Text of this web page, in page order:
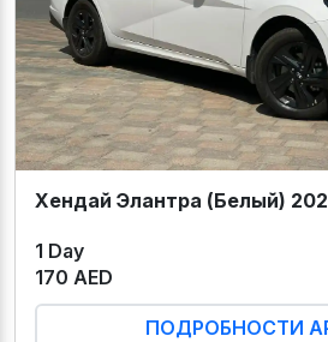
Хендай Элантра (Белый)
1 Day
170 AED
ПОДРОБНОСТИ